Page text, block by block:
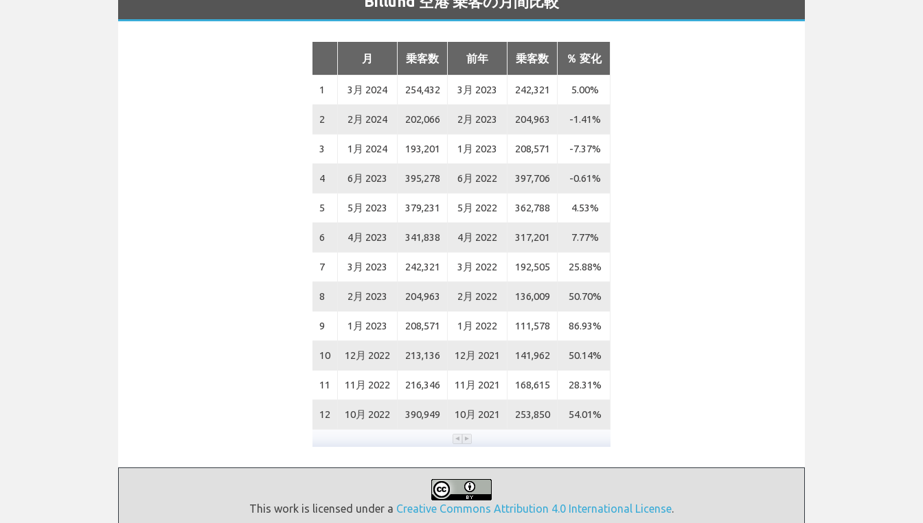
月 乗客数 前年 乗客数 ％ 変化
1 3月 2024 254,432 3月 2023 242,321 5.00%
2 2月 2024 202,066 2月 2023 204,963 -1.41%
3 1月 2024 193,201 1月 2023 208,571 -7.37%
4 6月 2023 395,278 6月 2022 397,706 -0.61%
5 5月 2023 379,231 5月 2022 362,788 4.53%
6 4月 2023 341,838 4月 2022 317,201 7.77%
7 3月 2023 242,321 3月 2022 192,505 25.88%
8 2月 2023 204,963 2月 2022 136,009 50.70%
9 1月 2023 208,571 1月 2022 111,578 86.93%
10 12月 2022 213,136 12月 2021 141,962 50.14%
11 11月 2022 216,346 11月 2021 168,615 28.31%
12 10月 2022 390,949 10月 2021 253,850 54.01%
This work is licensed under a Creative Commons Attribution 4.0 International License.